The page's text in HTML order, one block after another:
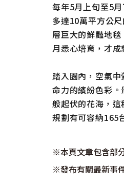
每年5月上旬至5
多達10萬平方公
層巨大的鮮豔地
月悉心培育，才成
踏入園內，空氣
命力的繽紛色彩
般起伏的花海，
規劃有可容納165
※本頁文章包含部
※發布有關最新事